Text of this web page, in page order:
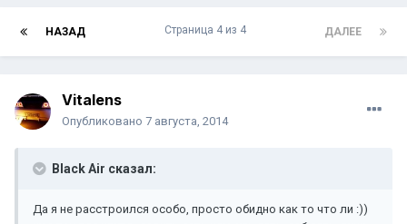
НАЗАД ДАЛЕЕ
Страница 4 из 4
Vitalens
Опубликовано 7 августа, 2014
Black Air сказал:
Да я не расстроился особо, просто обидно как то что ли :))